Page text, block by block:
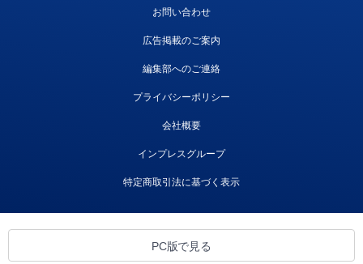
お問い合わせ
広告掲載のご案内
編集部へのご連絡
プライバシーポリシー
会社概要
インプレスグループ
特定商取引法に基づく表示
PC版で見る